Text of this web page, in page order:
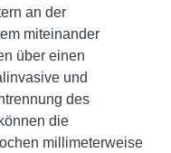
an der
miteinander
über einen
und
des
die
millimeterweise